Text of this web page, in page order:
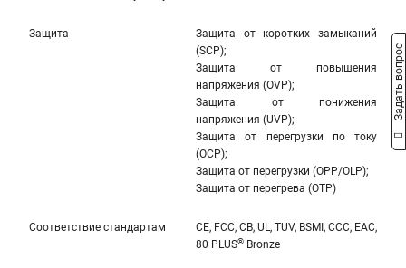
Защита
Защита от коротких замыканий
(SCP);
Защита от повышения
напряжения (OVP);
Защита от понижения
напряжения (UVP);
Защита от перегрузки по току
(OCP);
Защита от перегрузки (OPP/OLP);
Защита от перегрева (OTP)
Соответствие стандартам
CE, FCC, CB, UL, TUV, BSMI, CCC, EAC,
80 PLUS® Bronze
Задать вопрос